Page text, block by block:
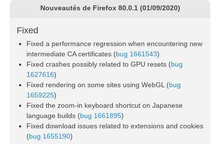
Nouveautés de Firefox 80.0.1 (01/09/2020)
Fixed
Fixed a performance regression when encountering new
intermediate CA certificates (bug 1661543)
Fixed crashes possibly related to GPU resets (bug
1627616)
Fixed rendering on some sites using WebGL (bug
1659225)
Fixed the zoom-in keyboard shortcut on Japanese
language builds (bug 1661895)
Fixed download issues related to extensions and cookies
(bug 1655190)